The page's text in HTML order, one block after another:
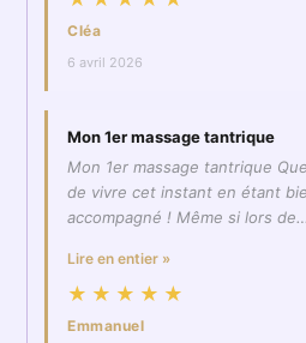
Cléa
6 avril 2026
Mon 1er massage tantrique
Mon 1er massage tantrique
de vivre cet instant en étant
accompagné ! Même si lors de…
Lire en entier »
★★★★★
Emmanuel